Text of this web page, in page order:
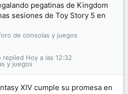
pegatinas de Kingdom
sesiones de Toy Story 5 en
de consolas y juegos
y juegos
Hoy a las 12:32
XIV cumple su promesa en